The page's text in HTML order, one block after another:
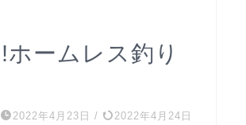
ームレス釣り
2022年4月23日 / 2022年4月24日